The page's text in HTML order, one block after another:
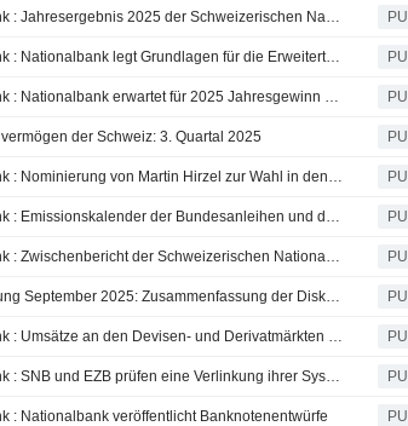
Schweizerische Nationalbank : Jahresergebnis 2025 der Schweizerischen Nationalbank PU
Schweizerische Nationalbank : Nationalbank legt Grundlagen für die Erweiterte Liquiditätsfazilität fest PU
Schweizerische Nationalbank : Nationalbank erwartet für 2025 Jahresgewinn von rund 26 Mrd. Franken PU
der Schweiz: 3. Quartal 2025 PU
Schweizerische Nationalbank : Nominierung von Martin Hirzel zur Wahl in den Bankrat der Schweizerischen Nationalbank PU
Schweizerische Nationalbank : Emissionskalender der Bundesanleihen und der Geldmarkt-Buchforderungen für 2026 PU
Schweizerische Nationalbank : Zwischenbericht der Schweizerischen Nationalbank per 30. September 2025 PU
Geldpolitische Lagebeurteilung September 2025: Zusammenfassung der Diskussion PU
Schweizerische Nationalbank : Umsätze an den Devisen- und Derivatmärkten in der Schweiz - Erhebung 2025 PU
Schweizerische Nationalbank : SNB und EZB prüfen eine Verlinkung ihrer Systeme für Instant-Zahlungen PU
: Nationalbank veröffentlicht Banknotenentwürfe PU